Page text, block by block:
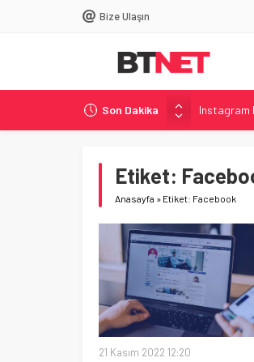
Bize Ulaşın
Son Dakika
Instagram
DNS
Acer, i7-
Philips, 500
Etiket:
Anasayfa » Etiket: Facebook
21 Kasım 2022 12:20